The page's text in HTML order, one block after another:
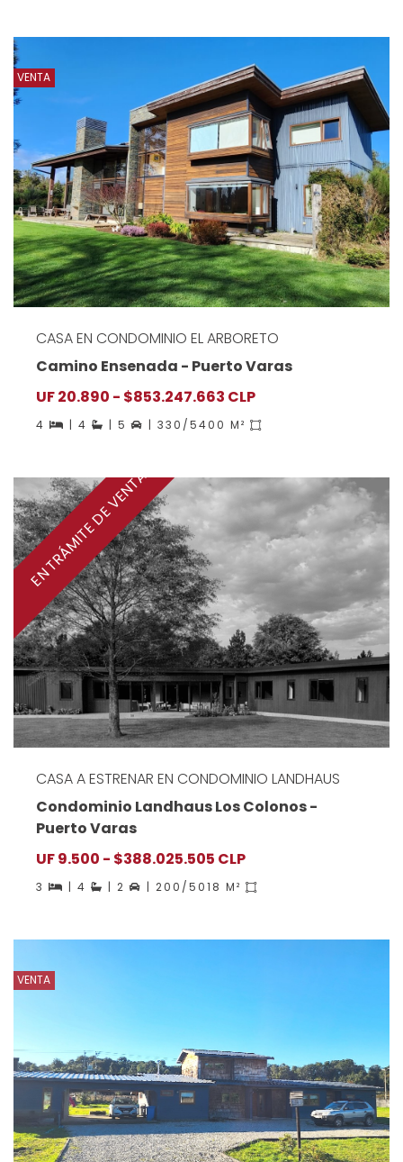
VENTA
CASA EN CONDOMINIO EL ARBORETO
Camino Ensenada - Puerto Varas
UF 20.890 - $853.247.663 CLP
4 | 4 | 5 | 330/5400 M²
EN TRÁMITE DE VENTA
CASA A ESTRENAR EN CONDOMINIO LANDHAUS
Condominio Landhaus Los Colonos -
Puerto Varas
UF 9.500 - $388.025.505 CLP
3 | 4 | 2 | 200/5018 M²
VENTA